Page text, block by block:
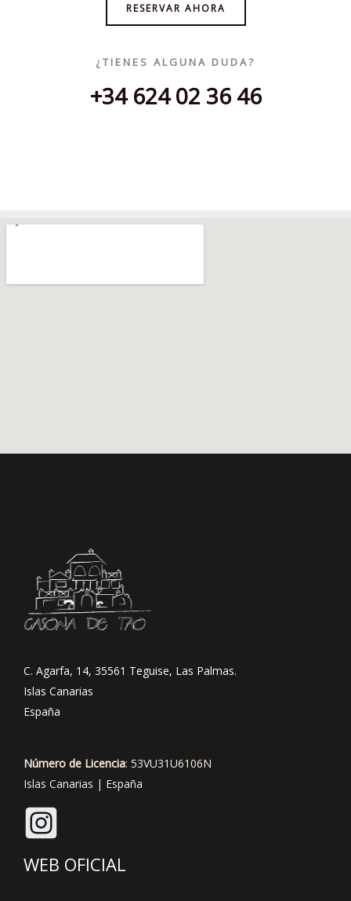
RESERVAR AHORA
¿TIENES ALGUNA DUDA?
+34 624 02 36 46
C. Agarfa, 14, 35561 Teguise, Las Palmas.
Islas Canarias
España
Número de Licencia: 53VU31U6106N
Islas Canarias | España
WEB OFICIAL